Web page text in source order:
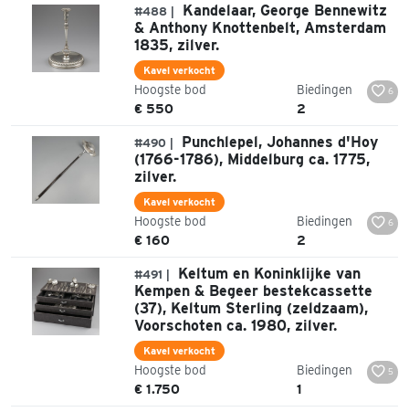
#488 |
Kandelaar, George Bennewitz
& Anthony Knottenbelt, Amsterdam
1835, zilver.
Kavel verkocht
Hoogste bod
€ 550
Biedingen
2
6
#490 |
Punchlepel, Johannes d'Hoy
(1766-1786), Middelburg ca. 1775,
zilver.
Kavel verkocht
Hoogste bod
€ 160
Biedingen
2
6
#491 |
Keltum en Koninklijke van
Kempen & Begeer bestekcassette
(37), Keltum Sterling (zeldzaam),
Voorschoten ca. 1980, zilver.
Kavel verkocht
Hoogste bod
€ 1.750
Biedingen
1
5